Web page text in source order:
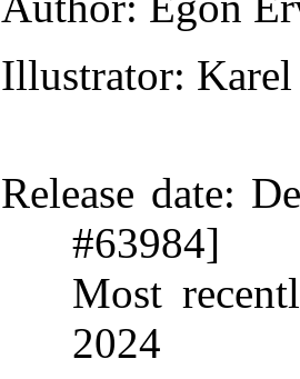
Illustrator:
Release date:
#63984]
Most
2024